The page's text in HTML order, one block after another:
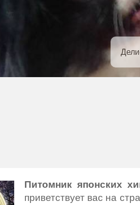
Питомник японских
приветствует вас на